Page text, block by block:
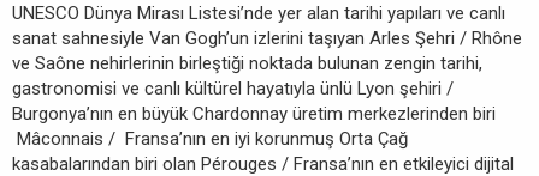
UNESCO Dünya Mirası Listesi’nde yer alan tarihi yapıları ve canlı
sanat sahnesiyle Van Gogh’un izlerini taşıyan Arles Şehri / Rhône
ve Saône nehirlerinin birleştiği noktada bulunan zengin tarihi,
gastronomisi ve canlı kültürel hayatıyla ünlü Lyon şehiri /
Burgonya’nın en büyük Chardonnay üretim merkezlerinden biri
Mâconnais / Fransa’nın en iyi korunmuş Orta Çağ
kasabalarından biri olan Pérouges / Fransa’nın en etkileyici dijital